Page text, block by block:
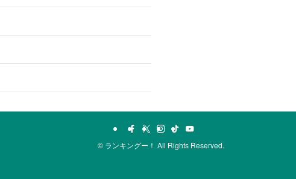
© ランキングー！ All Rights Reserved.